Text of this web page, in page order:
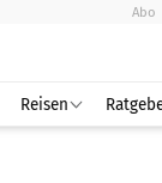
Abo
Reisen